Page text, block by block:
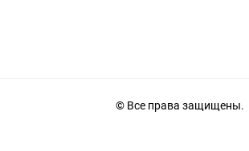
© Все права защищены.